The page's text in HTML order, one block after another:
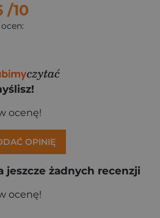
/10
ocenę!
OPINIĘ
jeszcze żadnych recenzji
ocenę!